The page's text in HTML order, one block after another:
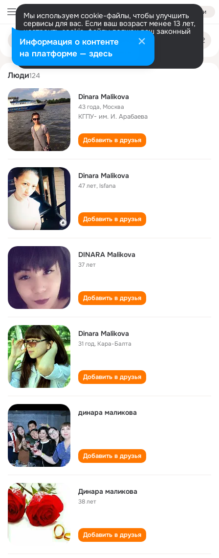
Войти
Мы используем cookie-файлы, чтобы улучшить
сервисы для вас. Если ваш возраст менее 13 лет,
настроить cookie-файлы должен ваш законный
представитель. Больше информации
Разрешить все Настроить
Поиск
людям
dinara malikova
Люди124
Dinara Malikova
43 года, Москва
КГПУ- им. И. Арабаева
Добавить в друзья
Dinara Malikova
47 лет, Isfana
Добавить в друзья
DINARA Malikova
37 лет
Добавить в друзья
Dinara Malikova
31 год, Кара-Балта
Добавить в друзья
динара маликова
Добавить в друзья
Динара маликова
38 лет
Добавить в друзья
Информация о контенте
на платформе — здесь